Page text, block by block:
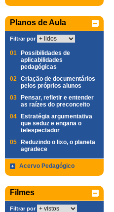
Planos de Aula
Filtrar por
01
Possibilidades de
aplicabilidades
pedagógicas
02 Criação de documentários
pelos próprios alunos
03
Pensar, refletir e entender
as raízes do preconceito
04
Estratégia argumentativa
que seduz e engana o
telespectador
05
Reduzindo o lixo, o planeta
agradece
Acervo Pedagógico
Filmes
Filtrar por